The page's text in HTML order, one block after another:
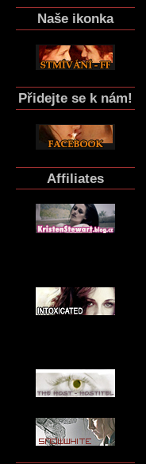
Naše ikonka
Přidejte se k nám!
Affiliates